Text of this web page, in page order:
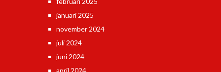
januari 2025
november 2024
juli 2024
juni 2024
april 2024